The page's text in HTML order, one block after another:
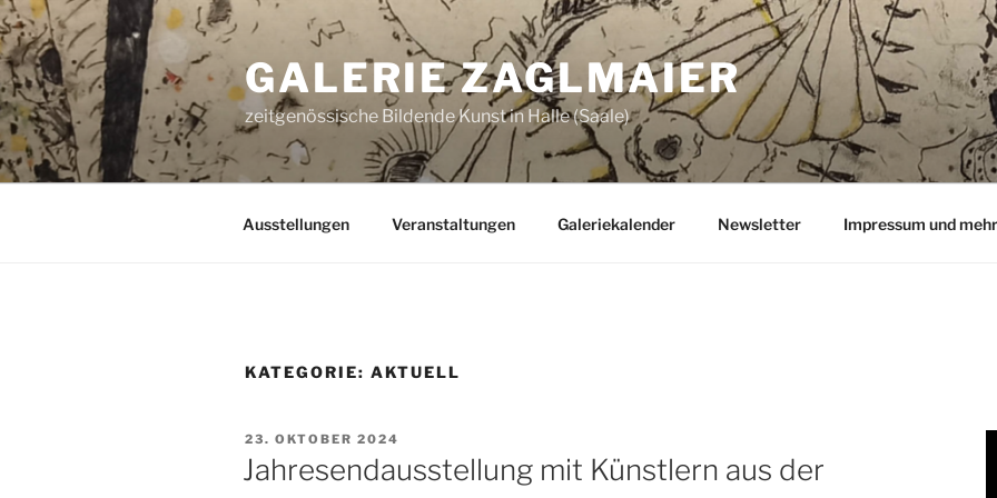
Zum
Inhalt
springen
GALERIE ZAGLMAIER
zeitgenössische Bildende Kunst in Halle (Saale)
Ausstellungen Veranstaltungen Galeriekalender Newsletter Impressum und mehr
KATEGORIE: AKTUELL
VERÖFFENTLICHT
AM
23. OKTOBER 2024
Jahresendausstellung mit Künstlern aus der